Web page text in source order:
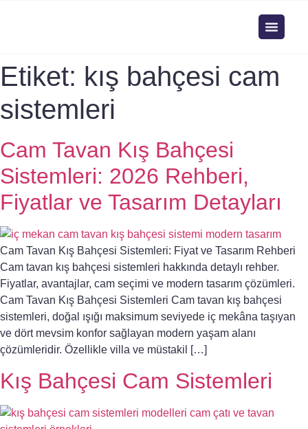
Etiket: kış bahçesi cam
sistemleri
Cam Tavan Kış Bahçesi
Sistemleri: 2026 Rehberi,
Fiyatlar ve Tasarım Detayları
Cam Tavan Kış Bahçesi Sistemleri: Fiyat ve Tasarım Rehberi
Cam tavan kış bahçesi sistemleri hakkında detaylı rehber.
Fiyatlar, avantajlar, cam seçimi ve modern tasarım çözümleri.
Cam Tavan Kış Bahçesi Sistemleri Cam tavan kış bahçesi
sistemleri, doğal ışığı maksimum seviyede iç mekâna taşıyan
ve dört mevsim konfor sağlayan modern yaşam alanı
çözümleridir. Özellikle villa ve müstakil […]
Kış Bahçesi Cam Sistemleri